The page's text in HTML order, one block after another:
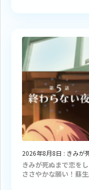
2026年8月8日 : きみが
きみが死ぬまで恋を
ささやかな願い！蘇